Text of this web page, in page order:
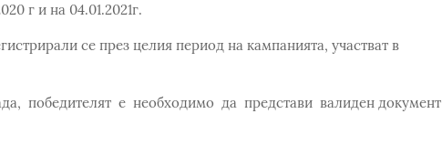
г и на 04.01.2021г.
се през целия период на кампанията, участват в
победителят е необходимо да представи валиден документ